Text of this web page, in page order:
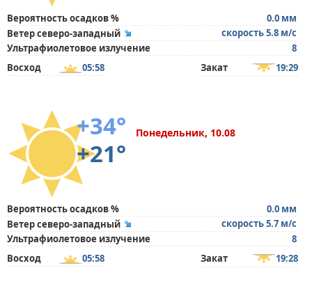
Вероятность осадков %
0.0 мм
Ветер северо-западный
скорость 5.8 м/с
Ультрафиолетовое излучение
8
Восход
05:58 Закат 19:29
+34°
+21°
Понедельник, 10.08
Вероятность осадков %
0.0 мм
Ветер северо-западный
скорость 5.7 м/с
Ультрафиолетовое излучение
8
Восход
05:58 Закат 19:28